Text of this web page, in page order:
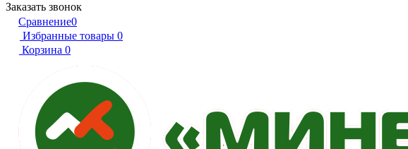
Заказать звонок
Сравнение0
Избранные товары 0
Корзина 0